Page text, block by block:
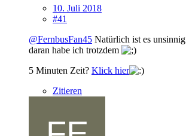
10. Juli 2018
#41
@FernbusFan45 Natürlich ist es unsinnig
daran habe ich trotzdem
5 Minuten Zeit? Klick hier
Zitieren